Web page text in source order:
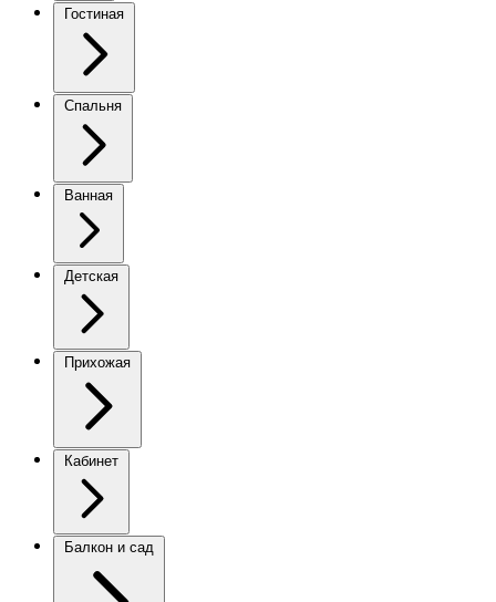
Гостиная
Спальня
Ванная
Детская
Прихожая
Кабинет
Балкон и сад